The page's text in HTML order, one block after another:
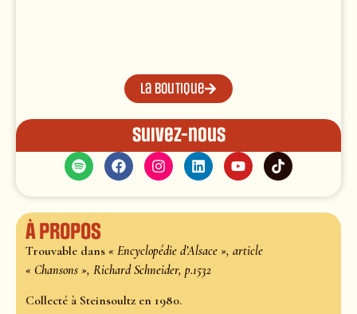
La boutique
Suivez-nous
À propos
Trouvable dans « Encyclopédie d’Alsace », article
« Chansons », Richard Schneider, p.1532
Collecté à Steinsoultz en 1980.